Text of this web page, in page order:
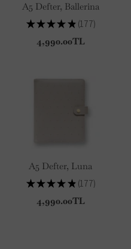
A5 Defter, Ballerina
★ ★ ★ ★ ★ 177
177
4,990.00TL
A5 Defter, Luna
★ ★ ★ ★ ★ 177
177
4,990.00TL